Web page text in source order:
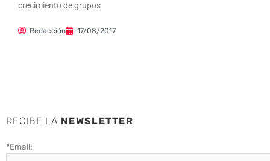
crecimiento de grupos
Redacción 17/08/2017
RECIBE LA NEWSLETTER
*Email: